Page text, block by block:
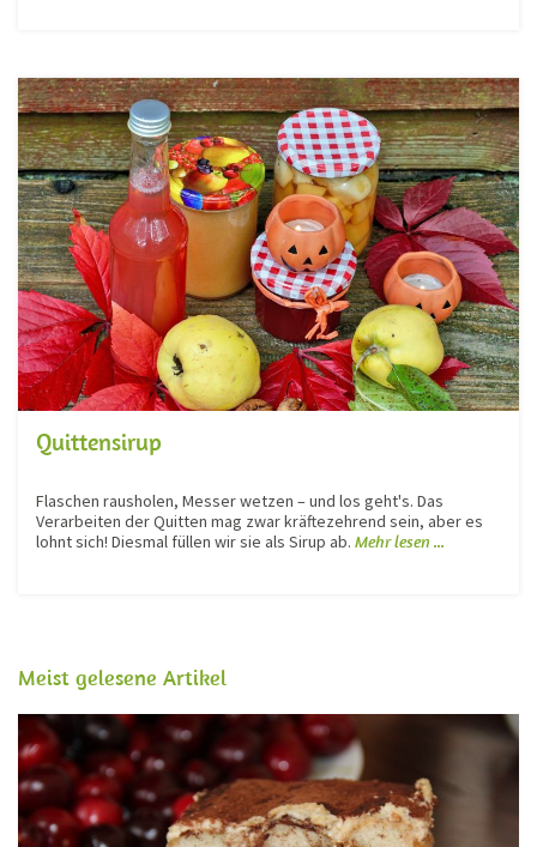
Quittensirup
Flaschen rausholen, Messer wetzen – und los geht's. Das
Verarbeiten der Quitten mag zwar kräftezehrend sein, aber es
lohnt sich! Diesmal füllen wir sie als Sirup ab. Mehr lesen ...
Meist gelesene Artikel